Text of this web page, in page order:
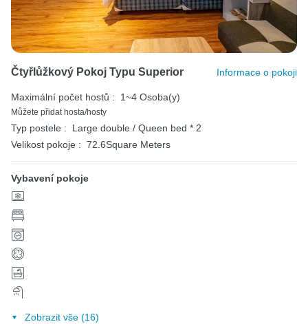
Čtyřlůžkový Pokoj Typu Superior Informace o pokoji
Maximální počet hostů : 1~4 Osoba(y)
Můžete přidat hosta/hosty
Typ postele :
Large double / Queen bed * 2
Velikost pokoje : 72.6Square Meters
Vybavení pokoje
Zobrazit vše (16)